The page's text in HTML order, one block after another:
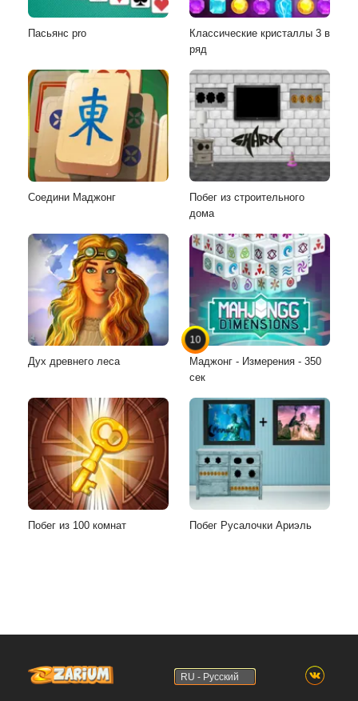
Пасьянс pro
Классические кристаллы 3 в
ряд
Соедини Маджонг
Побег из строительного
дома
Дух древнего леса
10
Маджонг - Измерения - 350
сек
Побег из 100 комнат Побег Русалочки Ариэль
RU - Русский